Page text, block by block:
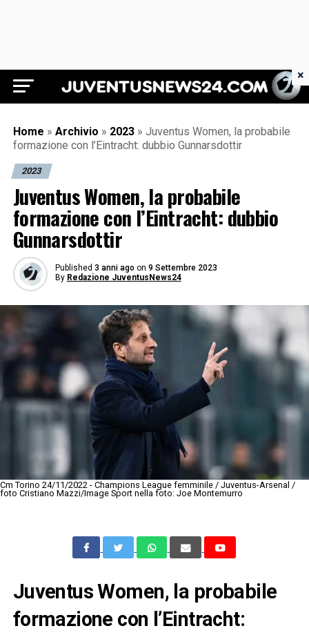
Juventus News 24
Home » Archivio » 2023 » Juventus Women, la probabile
formazione con l’Eintracht: dubbio Gunnarsdottir
2023
Juventus Women, la probabile
formazione con l’Eintracht: dubbio
Gunnarsdottir
Published 3 anni ago on 9 Settembre 2023
By Redazione JuventusNews24
Cm Torino 24/11/2022 - Champions League femminile / Juventus-Arsenal /
foto Cristiano Mazzi/Image Sport nella foto: Joe Montemurro
Juventus Women, la probabile
formazione con l’Eintracht:
×